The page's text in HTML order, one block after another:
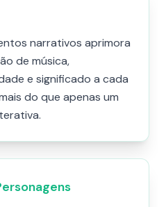
narrativos aprimora
de música,
e significado a cada
do que apenas um